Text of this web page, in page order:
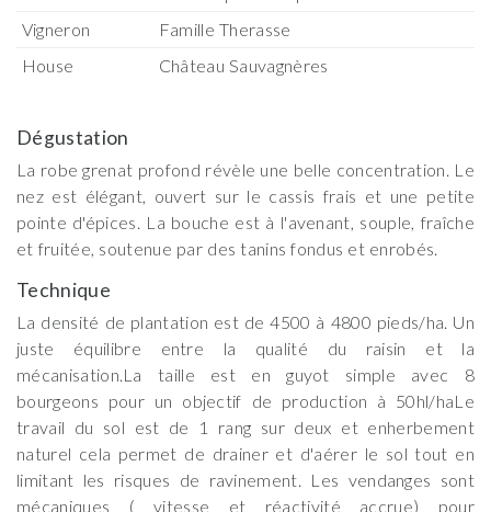
Vigneron
Famille Therasse
House
Château Sauvagnères
Dégustation
La robe grenat profond révèle une belle concentration. Le
nez est élégant, ouvert sur le cassis frais et une petite
pointe d'épices. La bouche est à l'avenant, souple, fraîche
et fruitée, soutenue par des tanins fondus et enrobés.
Technique
La densité de plantation est de 4500 à 4800 pieds/ha. Un
juste équilibre entre la qualité du raisin et la
mécanisation.La taille est en guyot simple avec 8
bourgeons pour un objectif de production à 50hl/haLe
travail du sol est de 1 rang sur deux et enherbement
naturel cela permet de drainer et d'aérer le sol tout en
limitant les risques de ravinement. Les vendanges sont
mécaniques ( vitesse et réactivité accrue) pour